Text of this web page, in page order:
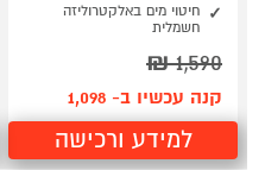
חיטוי מים באלקטרוליזה
חשמלית
1,590
₪
קנה עכשיו ב- 1,098
למידע ורכישה